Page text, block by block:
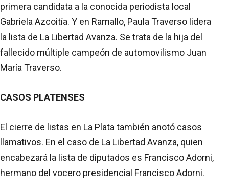
primera candidata a la conocida periodista local
Gabriela Azcoitía. Y en Ramallo, Paula Traverso lidera
la lista de La Libertad Avanza. Se trata de la hija del
fallecido múltiple campeón de automovilismo Juan
María Traverso.
CASOS PLATENSES
El cierre de listas en La Plata también anotó casos
llamativos. En el caso de La Libertad Avanza, quien
encabezará la lista de diputados es Francisco Adorni,
hermano del vocero presidencial Francisco Adorni.